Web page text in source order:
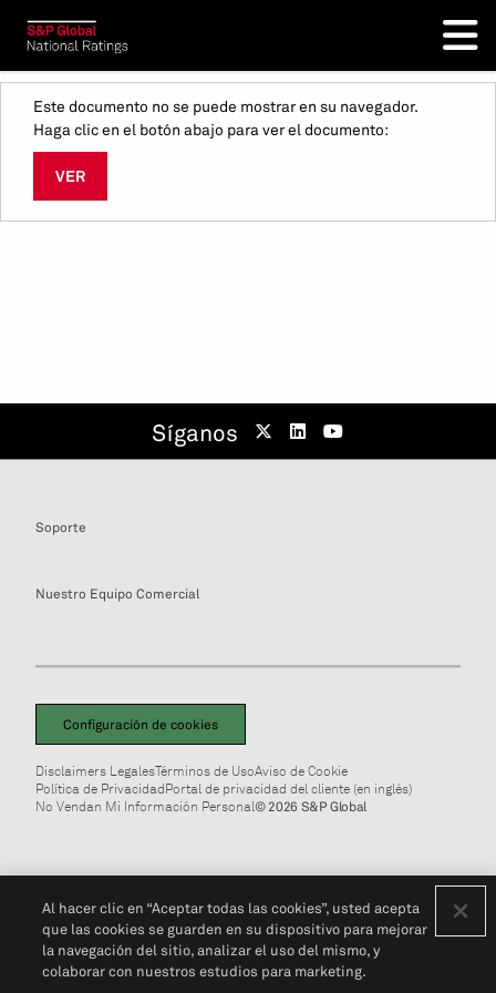
Este documento no se puede mostrar en su navegador.
Haga clic en el botón abajo para ver el documento:
VER
Síganos
Soporte
Nuestro Equipo Comercial
Configuración de cookies
Disclaimers LegalesTérminos de UsoAviso de Cookie
Política de PrivacidadPortal de privacidad del cliente (en inglés)
No Vendan Mi Información Personal© 2026 S&P Global
Al hacer clic en “Aceptar todas las cookies”, usted acepta
que las cookies se guarden en su dispositivo para mejorar
la navegación del sitio, analizar el uso del mismo, y
colaborar con nuestros estudios para marketing.